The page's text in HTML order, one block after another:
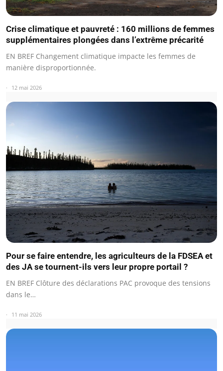
Crise climatique et pauvreté : 160 millions de femmes
supplémentaires plongées dans l’extrême précarité
EN BREF Changement climatique impacte les femmes de
manière disproportionnée.
12 mai 2026
Pour se faire entendre, les agriculteurs de la FDSEA et
des JA se tournent-ils vers leur propre portail ?
EN BREF Clôture des déclarations PAC provoque des tensions
dans le…
11 mai 2026